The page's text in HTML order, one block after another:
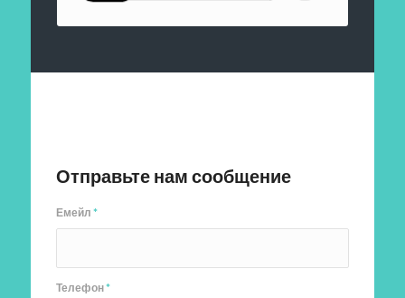
Отправьте нам сообщение
Емейл*
Телефон*